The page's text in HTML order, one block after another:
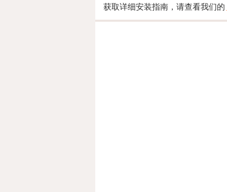
获取详细安装指南，请查看我们的